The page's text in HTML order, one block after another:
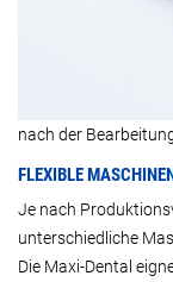
nach der
FLEXIBLE
Je nach
unterschiedliche
Die Maxi-Dental